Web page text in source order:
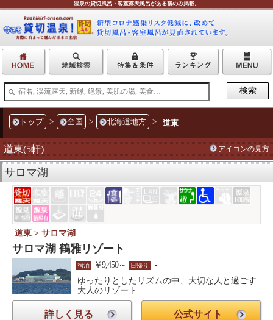
温泉の貸切風呂・客室露天風呂がある宿のみ掲載。
トップ > 全国 > 北海道地方 > 道東
道東(5軒) アイコンの見方
サロマ湖
道東 > サロマ湖
サロマ湖 鶴雅リゾート
宿泊 ￥9,450～ 日帰り
-
ゆったりとしたリズムの中、大切な人と過ごす
大人のリゾート
詳しく見る 公式サイト